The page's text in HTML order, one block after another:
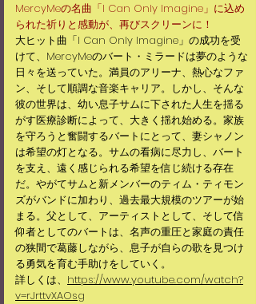
MercyMeの名曲「I Can Only Imagine」に込め
られた祈りと感動が、再びスクリーンに！
大ヒット曲「I Can Only Imagine」の成功を受
けて、MercyMeのバート・ミラードは夢のような
日々を送っていた。満員のアリーナ、熱心なファ
ン、そして順調な音楽キャリア。しかし、そんな
彼の世界は、幼い息子サムに下された人生を揺る
がす医療診断によって、大きく揺れ始める。家族
を守ろうと奮闘するバートにとって、妻シャノン
は希望の灯となる。サムの看病に尽力し、バート
を支え、遠く感じられる希望を信じ続ける存在
だ。やがてサムと新メンバーのティム・ティモン
ズがバンドに加わり、過去最大規模のツアーが始
まる。父として、アーティストとして、そして信
仰者としてのバートは、名声の重圧と家庭の責任
の狭間で葛藤しながら、息子が自らの歌を見つけ
る勇気を育む手助けをしていく。
詳しくは、 https://www.youtube.com/watch?
v=rJrttvXAOsg